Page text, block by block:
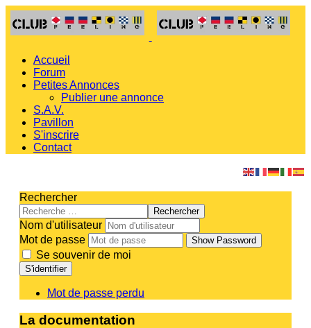
Accueil
Forum
Petites Annonces
Publier une annonce
S.A.V.
Pavillon
S'inscrire
Contact
Rechercher
Rechercher
Nom d'utilisateur
Mot de passe
Show Password
Se souvenir de moi
S'identifier
Mot de passe perdu
La documentation